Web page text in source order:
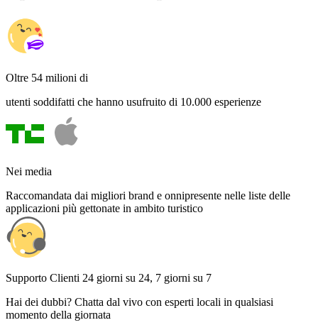
Oltre 54 milioni di
utenti soddifatti che hanno usufruito di 10.000 esperienze
Nei media
Raccomandata dai migliori brand e onnipresente nelle liste delle
applicazioni più gettonate in ambito turistico
Supporto Clienti 24 giorni su 24, 7 giorni su 7
Hai dei dubbi? Chatta dal vivo con esperti locali in qualsiasi
momento della giornata